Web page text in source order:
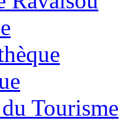
Tourisme